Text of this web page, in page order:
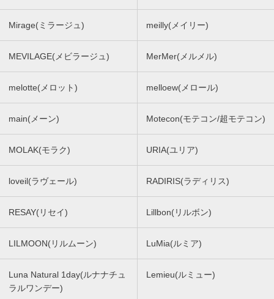
Mirage(ミラージュ) meilly(メイリー)
MEVILAGE(メビラージュ) MerMer(メルメル)
melotte(メロット) melloew(メロール)
main(メーン) Motecon(モテコン/超モテコン)
MOLAK(モラク) URIA(ユリア)
loveil(ラヴェール) RADIRIS(ラディリス)
RESAY(リセイ) Lillbon(リルボン)
LILMOON(リルムーン) LuMia(ルミア)
Luna Natural 1day(ルナナチュ
ラルワンデー)
Lemieu(ルミュー)